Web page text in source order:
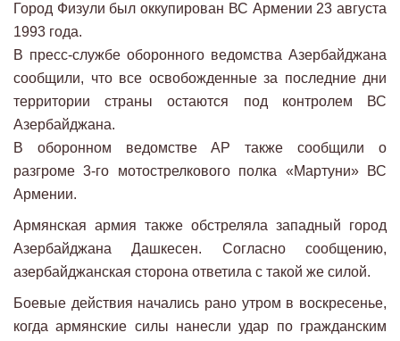
Город Физули был оккупирован ВС Армении 23 августа
1993 года.
В пресс-службе оборонного ведомства Азербайджана
сообщили, что все освобожденные за последние дни
территории страны остаются под контролем ВС
Азербайджана.
В оборонном ведомстве АР также сообщили о
разгроме 3-го мотострелкового полка «Мартуни» ВС
Армении.
Армянская армия также обстреляла западный город
Азербайджана Дашкесен. Согласно сообщению,
азербайджанская сторона ответила с такой же силой.
Боевые действия начались рано утром в воскресенье,
когда армянские силы нанесли удар по гражданским